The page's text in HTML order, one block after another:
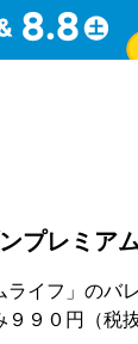
プレミア
イフ」のバ
０円（税抜